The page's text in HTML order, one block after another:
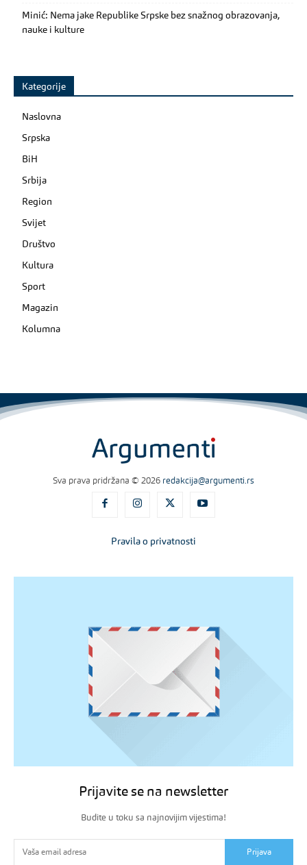
Minić: Nema jake Republike Srpske bez snažnog obrazovanja,
nauke i kulture
Kategorije
Naslovna
Srpska
BiH
Srbija
Region
Svijet
Društvo
Kultura
Sport
Magazin
Kolumna
Sva prava pridržana © 2026 redakcija@argumenti.rs
Pravila o privatnosti
Prijavite se na newsletter
Budite u toku sa najnovijim vijestima!
Prijava